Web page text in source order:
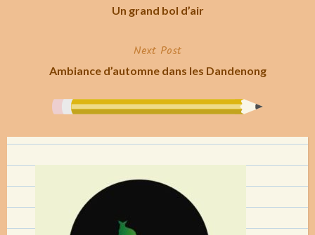
Un grand bol d’air
Next Post
Ambiance d’automne dans les Dandenong